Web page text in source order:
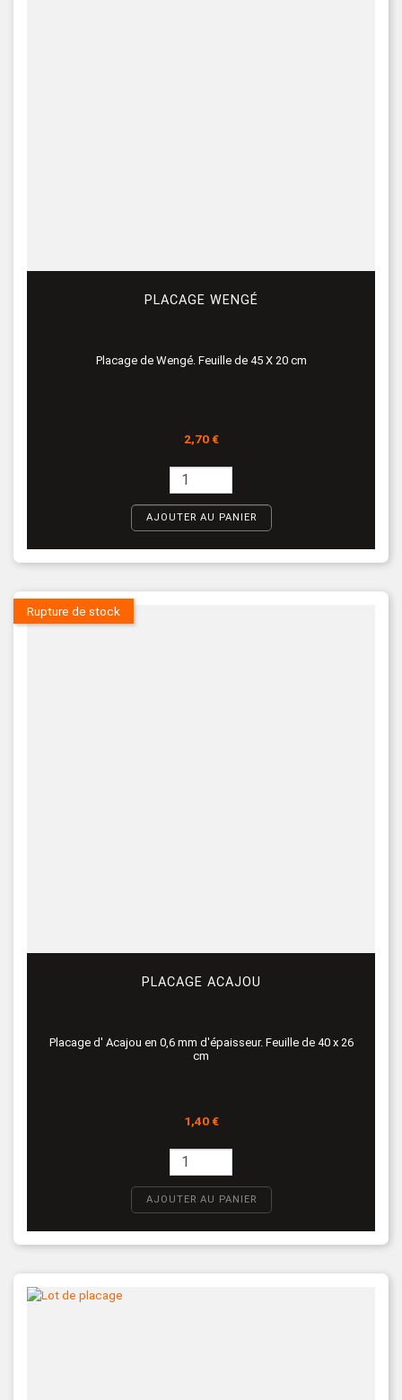
PLACAGE WENGÉ
Placage de Wengé. Feuille de 45 X 20 cm
Prix
2,70 €
AJOUTER AU PANIER
PLACAGE ACAJOU
Placage d' Acajou en 0,6 mm d'épaisseur. Feuille de 40 x 26
cm
Prix
1,40 €
AJOUTER AU PANIER
Rupture de stock